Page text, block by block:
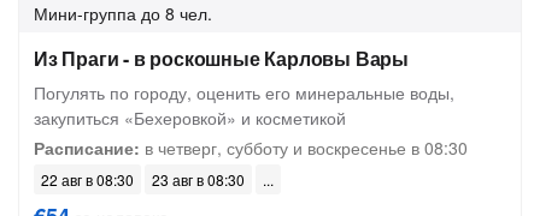
Мини-группа до 8 чел.
Из Праги - в роскошные Карловы Вары
Погулять по городу, оценить его минеральные воды,
закупиться «Бехеровкой» и косметикой
Расписание: в четверг, субботу и воскресенье в 08:30
22 авг в 08:30 23 авг в 08:30